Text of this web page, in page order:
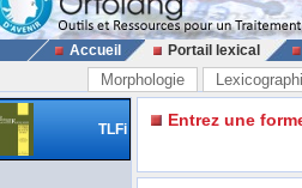
Accueil Portail lexical
Morphologie
TLFi Entrez une